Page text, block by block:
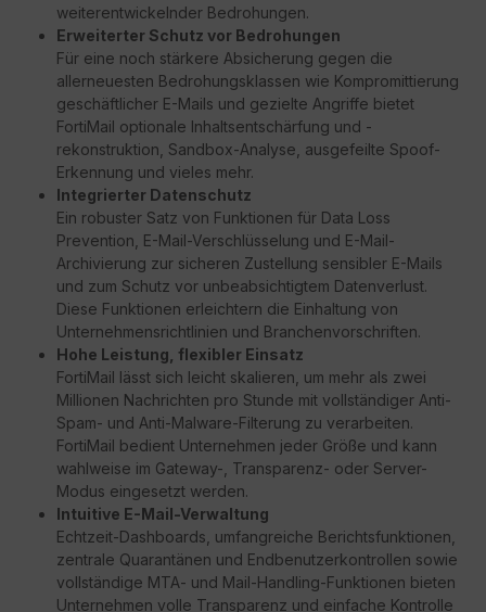
weiterentwickelnder Bedrohungen.
Erweiterter Schutz vor Bedrohungen
Für eine noch stärkere Absicherung gegen die
allerneuesten Bedrohungsklassen wie Kompromittierung
geschäftlicher E-Mails und gezielte Angriffe bietet
FortiMail optionale Inhaltsentschärfung und -
rekonstruktion, Sandbox-Analyse, ausgefeilte Spoof-
Erkennung und vieles mehr.
Integrierter Datenschutz
Ein robuster Satz von Funktionen für Data Loss
Prevention, E-Mail-Verschlüsselung und E-Mail-
Archivierung zur sicheren Zustellung sensibler E-Mails
und zum Schutz vor unbeabsichtigtem Datenverlust.
Diese Funktionen erleichtern die Einhaltung von
Unternehmensrichtlinien und Branchenvorschriften.
Hohe Leistung, flexibler Einsatz
FortiMail lässt sich leicht skalieren, um mehr als zwei
Millionen Nachrichten pro Stunde mit vollständiger Anti-
Spam- und Anti-Malware-Filterung zu verarbeiten.
FortiMail bedient Unternehmen jeder Größe und kann
wahlweise im Gateway-, Transparenz- oder Server-
Modus eingesetzt werden.
Intuitive E-Mail-Verwaltung
Echtzeit-Dashboards, umfangreiche Berichtsfunktionen,
zentrale Quarantänen und Endbenutzerkontrollen sowie
vollständige MTA- und Mail-Handling-Funktionen bieten
Unternehmen volle Transparenz und einfache Kontrolle